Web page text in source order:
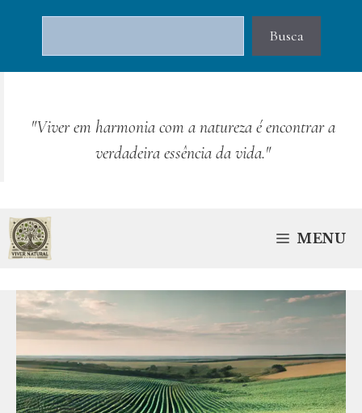
conteúdo
Busca
"Viver em harmonia com a natureza é encontrar a
verdadeira essência da vida."
MENU